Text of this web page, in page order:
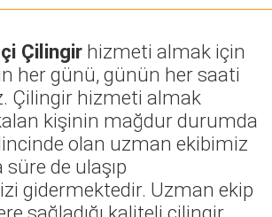
Çilingir hizmeti almak için
her günü, günün her saati
Çilingir hizmeti almak
kişinin mağdur durumda
olan uzman ekibimiz
süre de ulaşıp
gidermektedir. Uzman ekip
sağladığı kaliteli çilingir